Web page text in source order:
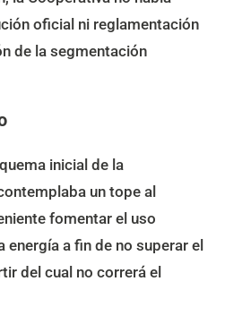
oficial ni reglamentación
de la segmentación
inicial de la
un tope al
fomentar el uso
energía a fin de no superar el
del cual no correrá el